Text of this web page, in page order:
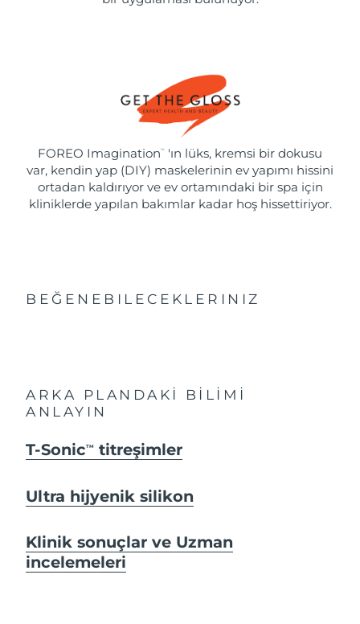
FOREO Imagination ™
'ın lüks, kremsi bir dokusu
var, kendin yap (DIY) maskelerinin ev yapımı hissini
ortadan kaldırıyor ve ev ortamındaki bir spa için
kliniklerde yapılan bakımlar kadar hoş hissettiriyor.
BEĞENEBILECEKLERINIZ
ARKA PLANDAKİ BİLİMİ
ANLAYIN
T-SonicTM titreşimler
Ultra hijyenik silikon
Klinik sonuçlar ve Uzman
incelemeleri